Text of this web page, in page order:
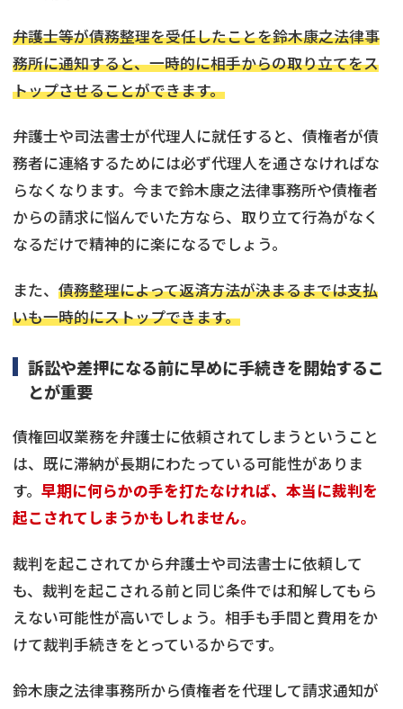
弁護士等が債務整理を受任したことを鈴木康之法律事
務所に通知すると、一時的に相手からの取り立てをス
トップさせることができます。
弁護士や司法書士が代理人に就任すると、債権者が債
務者に連絡するためには必ず代理人を通さなければな
らなくなります。今まで鈴木康之法律事務所や債権者
からの請求に悩んでいた方なら、取り立て行為がなく
なるだけで精神的に楽になるでしょう。
また、 債務整理によって返済方法が決まるまでは支払
いも一時的にストップできます。
訴訟や差押になる前に早めに手続きを開始するこ
とが重要
債権回収業務を弁護士に依頼されてしまうということ
は、既に滞納が長期にわたっている可能性がありま
す。 早期に何らかの手を打たなければ、本当に裁判を
起こされてしまうかもしれません。
裁判を起こされてから弁護士や司法書士に依頼して
も、裁判を起こされる前と同じ条件では和解してもら
えない可能性が高いでしょう。相手も手間と費用をか
けて裁判手続きをとっているからです。
鈴木康之法律事務所から債権者を代理して請求通知が